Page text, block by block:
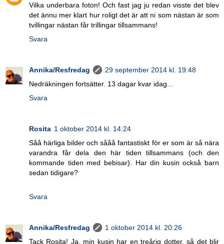
Vilka underbara foton! Och fast jag ju redan visste det blev
det ännu mer klart hur roligt det är att ni som nästan är som
tvillingar nästan får trillingar tillsammans!
Svara
Annika/Resfredag
29 september 2014 kl. 19:48
Nedräkningen fortsätter. 13 dagar kvar idag...
Svara
Rosita 1 oktober 2014 kl. 14:24
Såå härliga bilder och sååå fantastiskt för er som är så nära
varandra får dela den här tiden tillsammans (och den
kommande tiden med bebisar). Har din kusin också barn
sedan tidigare?
Svara
Annika/Resfredag
1 oktober 2014 kl. 20:26
Tack Rosita! Ja, min kusin har en treårig dotter, så det blir